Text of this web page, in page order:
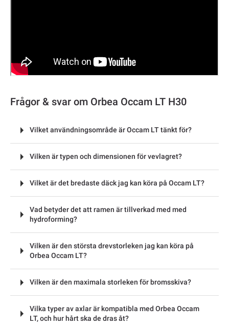
Frågor & svar om Orbea Occam LT H30
Vilket användningsområde är Occam LT tänkt för?
Vilken är typen och dimensionen för vevlagret?
Vilket är det bredaste däck jag kan köra på Occam LT?
Vad betyder det att ramen är tillverkad med med
hydroforming?
Vilken är den största drevstorleken jag kan köra på
Orbea Occam LT?
Vilken är den maximala storleken för bromsskiva?
Vilka typer av axlar är kompatibla med Orbea Occam
LT, och hur hårt ska de dras åt?